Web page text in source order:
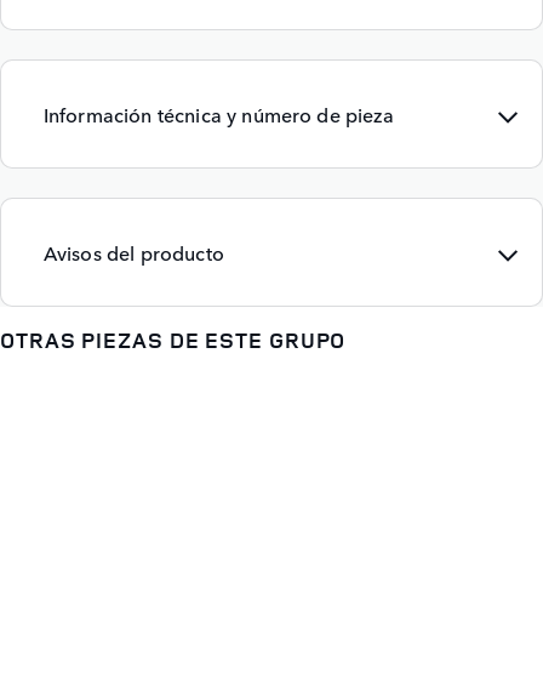
Información técnica y número de pieza
Avisos del producto
OTRAS PIEZAS DE ESTE GRUPO